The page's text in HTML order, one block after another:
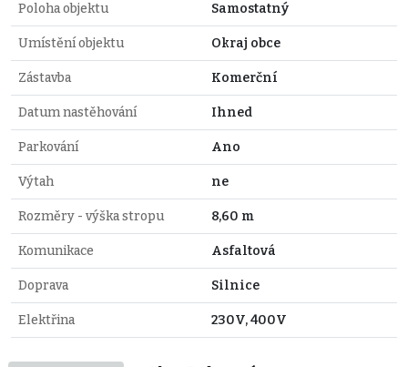
Poloha objektu Samostatný
Umístění objektu Okraj obce
Zástavba Komerční
Datum nastěhování Ihned
Parkování Ano
Výtah ne
Rozměry - výška stropu 8,60 m
Komunikace Asfaltová
Doprava Silnice
Elektřina 230V, 400V